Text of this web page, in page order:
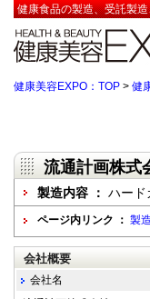
健康食品の製造、受託製
健康美容EXPO：TOP > 健
流通計画株式
製造内容 ： ハード
ページ内リンク ： 製
会社概要
会社名